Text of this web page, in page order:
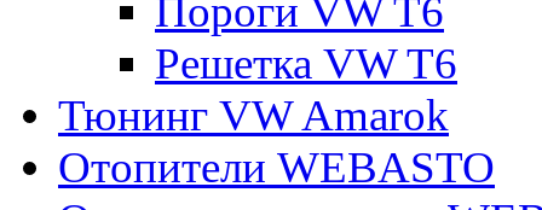
Пороги VW T6
Решетка VW T6
Тюнинг VW Amarok
Отопители WEBASTO